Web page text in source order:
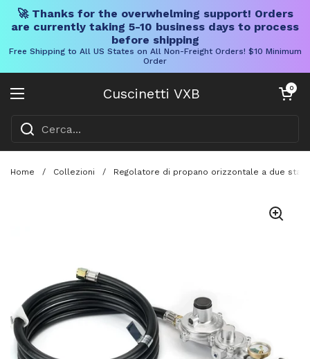
🚀 Thanks for the overwhelming support! Orders
are currently taking 5-10 business days to process
before shipping
Free Shipping to All US States on All Non-Freight Orders! $10 Minimum
Order
Cuscinetti VXB
Aprire il menu
Carrello
0
Home / Collezioni / Regolatore di propano orizzontale a due